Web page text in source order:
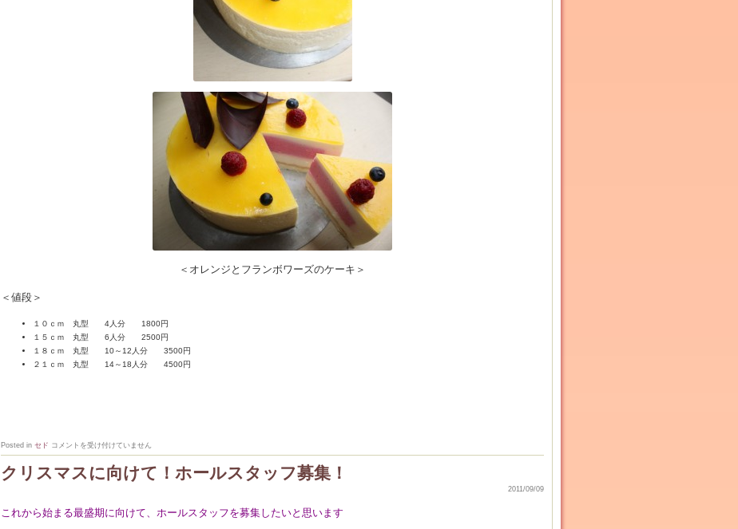
＜オレンジとフランボワーズのケーキ＞
＜値段＞
１０ｃｍ 丸型 4人分 1800円
１５ｃｍ 丸型 6人分 2500円
１８ｃｍ 丸型 10～12人分 3500円
２１ｃｍ 丸型 14～18人分 4500円
Posted in セド お
誕
ビ
コメントを受け付けていません
クリスマスに向けて！ホールスタッフ募集！
2011/09/09
これから始まる最盛期に向けて、ホールスタッフを募集したいと思います